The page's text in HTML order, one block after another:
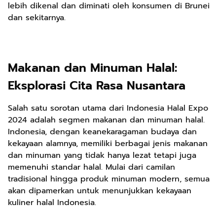
lebih dikenal dan diminati oleh konsumen di Brunei
dan sekitarnya.
Makanan dan Minuman Halal:
Eksplorasi Cita Rasa Nusantara
Salah satu sorotan utama dari Indonesia Halal Expo
2024 adalah segmen makanan dan minuman halal.
Indonesia, dengan keanekaragaman budaya dan
kekayaan alamnya, memiliki berbagai jenis makanan
dan minuman yang tidak hanya lezat tetapi juga
memenuhi standar halal. Mulai dari camilan
tradisional hingga produk minuman modern, semua
akan dipamerkan untuk menunjukkan kekayaan
kuliner halal Indonesia.